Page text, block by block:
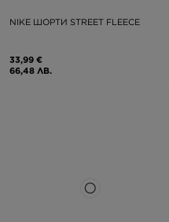
NIKE ШОРТИ STREET FLEECE
33,99 €
66,48 ЛВ.